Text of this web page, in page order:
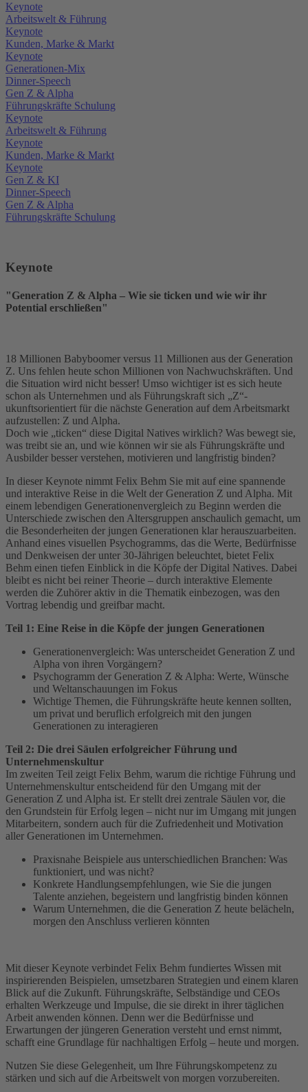
Keynote
Arbeitswelt & Führung
Keynote
Kunden, Marke & Markt
Keynote
Generationen-Mix
Dinner-Speech
Gen Z & Alpha
Führungskräfte Schulung
Keynote
Arbeitswelt & Führung
Keynote
Kunden, Marke & Markt
Keynote
Gen Z & KI
Dinner-Speech
Gen Z & Alpha
Führungskräfte Schulung
Keynote
"Generation Z & Alpha – Wie sie ticken und wie wir ihr
Potential erschließen"
18 Millionen Babyboomer versus 11 Millionen aus der Generation
Z. Uns fehlen heute schon Millionen von Nachwuchskräften. Und
die Situation wird nicht besser! Umso wichtiger ist es sich heute
schon als Unternehmen und als Führungskraft sich „Z“-
ukunftsorientiert für die nächste Generation auf dem Arbeitsmarkt
aufzustellen: Z und Alpha.
Doch wie „ticken“ diese Digital Natives wirklich? Was bewegt sie,
was treibt sie an, und wie können wir sie als Führungskräfte und
Ausbilder besser verstehen, motivieren und langfristig binden?
In dieser Keynote nimmt Felix Behm Sie mit auf eine spannende
und interaktive Reise in die Welt der Generation Z und Alpha. Mit
einem lebendigen Generationenvergleich zu Beginn werden die
Unterschiede zwischen den Altersgruppen anschaulich gemacht, um
die Besonderheiten der jungen Generationen klar herauszuarbeiten.
Anhand eines visuellen Psychogramms, das die Werte, Bedürfnisse
und Denkweisen der unter 30-Jährigen beleuchtet, bietet Felix
Behm einen tiefen Einblick in die Köpfe der Digital Natives. Dabei
bleibt es nicht bei reiner Theorie – durch interaktive Elemente
werden die Zuhörer aktiv in die Thematik einbezogen, was den
Vortrag lebendig und greifbar macht.
Teil 1: Eine Reise in die Köpfe der jungen Generationen
Generationenvergleich: Was unterscheidet Generation Z und
Alpha von ihren Vorgängern?
Psychogramm der Generation Z & Alpha: Werte, Wünsche
und Weltanschauungen im Fokus
Wichtige Themen, die Führungskräfte heute kennen sollten,
um privat und beruflich erfolgreich mit den jungen
Generationen zu interagieren
Teil 2: Die drei Säulen erfolgreicher Führung und
Unternehmenskultur
Im zweiten Teil zeigt Felix Behm, warum die richtige Führung und
Unternehmenskultur entscheidend für den Umgang mit der
Generation Z und Alpha ist. Er stellt drei zentrale Säulen vor, die
den Grundstein für Erfolg legen – nicht nur im Umgang mit jungen
Mitarbeitern, sondern auch für die Zufriedenheit und Motivation
aller Generationen im Unternehmen.
Praxisnahe Beispiele aus unterschiedlichen Branchen: Was
funktioniert, und was nicht?
Konkrete Handlungsempfehlungen, wie Sie die jungen
Talente anziehen, begeistern und langfristig binden können
Warum Unternehmen, die die Generation Z heute belächeln,
morgen den Anschluss verlieren könnten
Mit dieser Keynote verbindet Felix Behm fundiertes Wissen mit
inspirierenden Beispielen, umsetzbaren Strategien und einem klaren
Blick auf die Zukunft. Führungskräfte, Selbständige und CEOs
erhalten Werkzeuge und Impulse, die sie direkt in ihrer täglichen
Arbeit anwenden können. Denn wer die Bedürfnisse und
Erwartungen der jüngeren Generation versteht und ernst nimmt,
schafft eine Grundlage für nachhaltigen Erfolg – heute und morgen.
Nutzen Sie diese Gelegenheit, um Ihre Führungskompetenz zu
stärken und sich auf die Arbeitswelt von morgen vorzubereiten.